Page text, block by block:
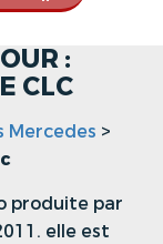
:
CLC
Mercedes >
produite par
elle est